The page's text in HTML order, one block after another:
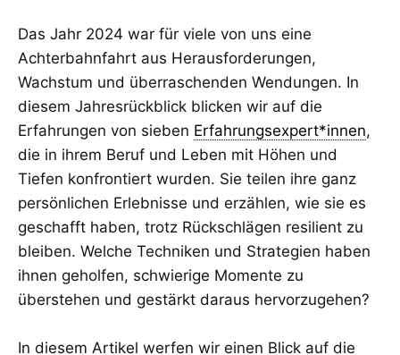
Das Jahr 2024 war für viele von uns eine
Achterbahnfahrt aus Herausforderungen,
Wachstum und überraschenden Wendungen. In
diesem Jahresrückblick blicken wir auf die
Erfahrungen von sieben Erfahrungsexpert*innen,
die in ihrem Beruf und Leben mit Höhen und
Tiefen konfrontiert wurden. Sie teilen ihre ganz
persönlichen Erlebnisse und erzählen, wie sie es
geschafft haben, trotz Rückschlägen resilient zu
bleiben. Welche Techniken und Strategien haben
ihnen geholfen, schwierige Momente zu
überstehen und gestärkt daraus hervorzugehen?
In diesem Artikel werfen wir einen Blick auf die